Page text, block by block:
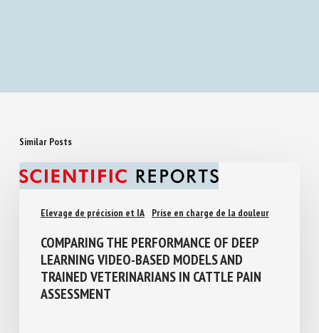
Similar Posts
Elevage de précision et IA Prise en charge de la douleur
COMPARING THE PERFORMANCE OF DEEP
LEARNING VIDEO-BASED MODELS AND
TRAINED VETERINARIANS IN CATTLE PAIN
ASSESSMENT